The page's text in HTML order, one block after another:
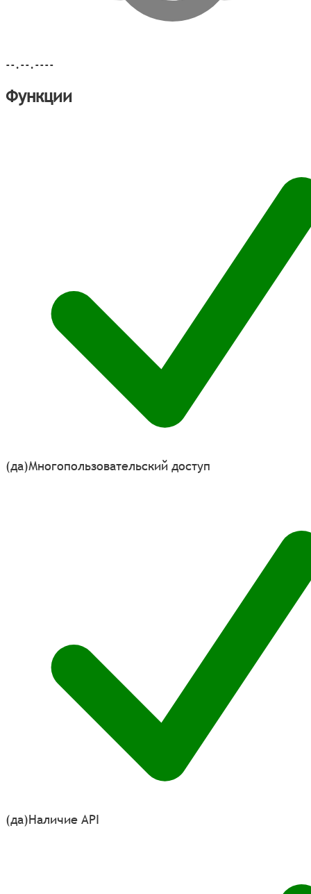
--.--.----
Функции
(да)Многопользовательский доступ
(да)Наличие API